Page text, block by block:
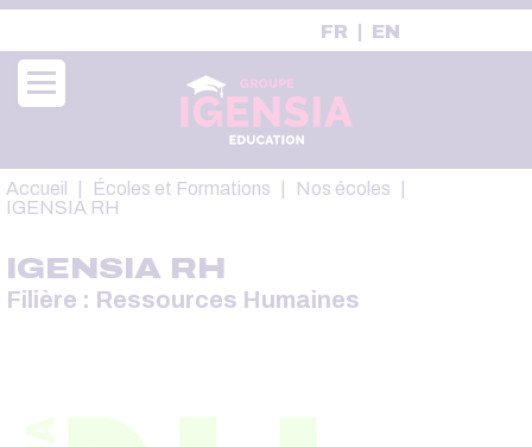
Aller
contenu
principal
FR EN
Fil
d'Ariane
Accueil Écoles et Formations
Nos écoles
IGENSIA RH
IGENSIA RH
Filière : Ressources Humaines